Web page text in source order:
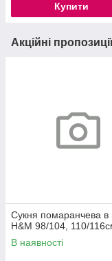
Купити
Акційні
Сукня помаранчева в
H&M 98/104, 110/
В наявності